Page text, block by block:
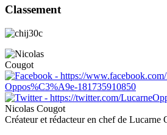
Classement
Nicolas Cougot
Créateur et rédacteur en chef de Lucarne